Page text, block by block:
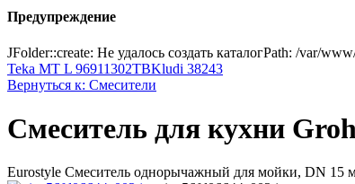
Предупреждение
JFolder::create: Не удалось создать каталогPath: /var/
Teka MT L 96911302TBKludi 38243
Вернуться к: Смесители
Смеситель для кухни
Eurostyle Смеситель однорычажный для мойки, DN 15